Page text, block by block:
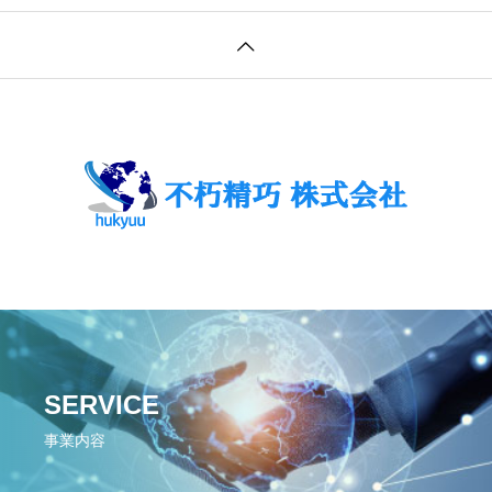
SERVICE
事業内容